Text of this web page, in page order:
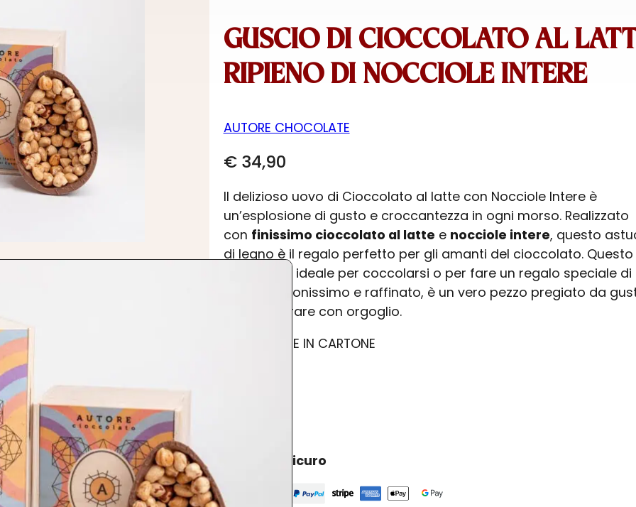
GUSCIO DI CIOCCOLATO AL
RIPIENO DI NOCCIOLE INTERE
AUTORE CHOCOLATE
€34,90
Il delizioso uovo di Cioccolato al latte con Nocciole Intere è
un’esplosione di gusto e croccantezza in ogni morso. Realizzato
con finissimo cioccolato al latte e nocciole intere, questo
di legno è il regalo perfetto per gli amanti del cioccolato. Questo
prodotto è ideale per coccolarsi o per fare un regalo speciale di
Pasqua. Buonissimo e raffinato, è un vero pezzo pregiato da
e da mostrare con orgoglio.
CONFEZIONE IN CARTONE
Acquisto sicuro